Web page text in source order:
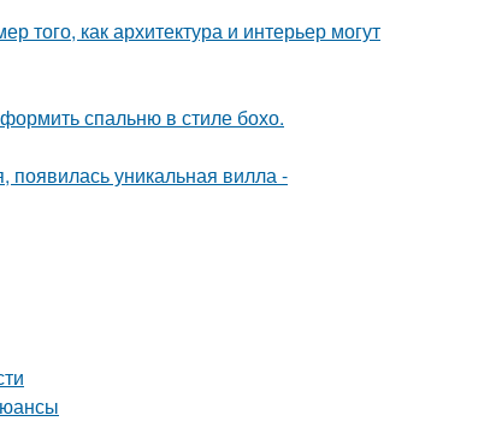
как архитектура и интерьер могут
спальню в стиле бохо.
появилась уникальная вилла -